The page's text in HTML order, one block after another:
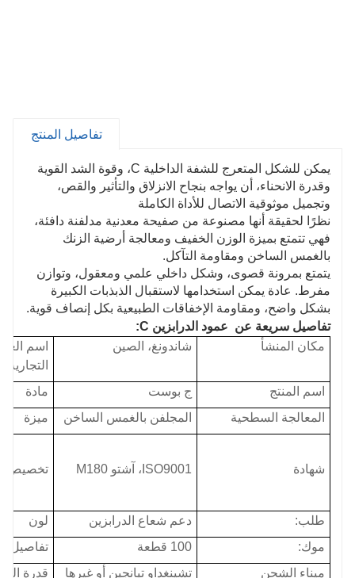
تفاصيل المنتج
يمكن للشكل المتعرج للشفة الداخلية C، وقوة الشد القوية
وقدرة الانحناء، أن يواجه بنجاح الانزلاق والتأثير والقص،
وتجميل موثوقية الاتصال للأداة الكاملة
نظرًا لحقيقة أنها مصنوعة من صفيحة معدنية مدلفنة دافئة،
فهي تتمتع بميزة الوزن الخفيف ومعالجة أرضية الزنك
بالغمس الساخن ومقاومة التآكل.
يتمتع بمرونة قصوى، وشكل داخلي علمي ومعقول، وتوازن
مفرط. عادة يمكن استخدامها لاستقبال الذبذبات الكبيرة
بشكل واضح، ومقاومة الإخفاقات الطبيعية بكل إنصاف قوية.
تفاصيل سريعة عن عمود الدرابزين C:
مكان المنشأ
شاندونغ، الصين
اسم
التجارية:
اسم المنتج
ج بوست
مادة
المعالجة السطحية
المجلفن بالغمس الساخن ميزة
شهادة ISO9001، آشتو M180 تخصيص
طلب: دعم شعاع الدرابزين
لون
موك:
100 قطعة
تفاصيل
ميناء الشحن
تشينغداو تيانجين أو غيرها قدرة